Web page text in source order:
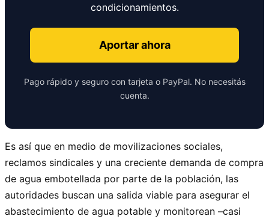
condicionamientos.
Aportar ahora
Pago rápido y seguro con tarjeta o PayPal. No necesitás
cuenta.
Es así que en medio de movilizaciones sociales,
reclamos sindicales y una creciente demanda de compra
de agua embotellada por parte de la población, las
autoridades buscan una salida viable para asegurar el
abastecimiento de agua potable y monitorean –casi